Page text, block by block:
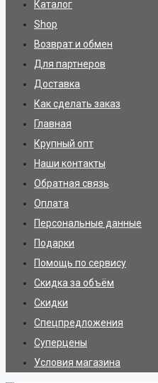
Каталог
Shop
Возврат и обмен
Для партнеров
Доставка
Как сделать заказ
Главная
Крупный опт
Наши контакты
Обратная связь
Оплата
Персональные данные
Подарки
Помощь по сервису
Скидка за объём
Скидки
Спецпредложения
Суперцены
Условия магазина